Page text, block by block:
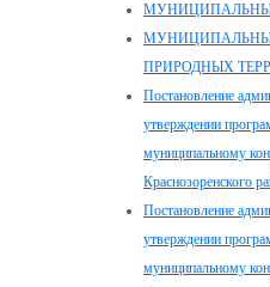
ПРИРОДНЫХ
Постановление
утверждении
муниципальному
Краснозоренского
Постановление
утверждении
муниципальному